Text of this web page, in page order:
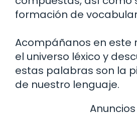
formación de
Acompáñanos en este
el universo léxico y
estas palabras son la
de nuestro lenguaje.
Anuncios